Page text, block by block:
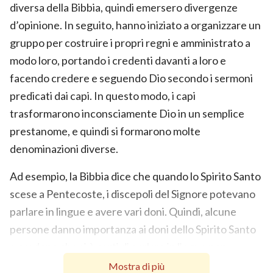
diversa della Bibbia, quindi emersero divergenze
d’opinione. In seguito, hanno iniziato a organizzare un
gruppo per costruire i propri regni e amministrato a
modo loro, portando i credenti davanti a loro e
facendo credere e seguendo Dio secondo i sermoni
predicati dai capi. In questo modo, i capi
trasformarono inconsciamente Dio in un semplice
prestanome, e quindi si formarono molte
denominazioni diverse.
Ad esempio, la Bibbia dice che quando lo Spirito Santo
scese a Pentecoste, i discepoli del Signore potevano
parlare in lingue e avere vari doni. Quindi, alcune
persone danno importanza ai doni dello Spirito Santo
appena viene battezzato, proprio come lo Spirito
Mostra di più